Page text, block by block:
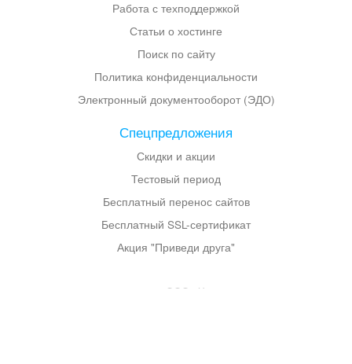
Работа с техподдержкой
Статьи о хостинге
Поиск по сайту
Политика конфиденциальности
Электронный документооборот (ЭДО)
Спецпредложения
Скидки и акции
Тестовый период
Бесплатный перенос сайтов
Бесплатный SSL-сертификат
Акция "Приведи друга"
ООО «Хостланд»